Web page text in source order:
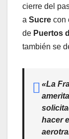
cierre del
a Sucre con
de Puertos
también se
«La
hacer e